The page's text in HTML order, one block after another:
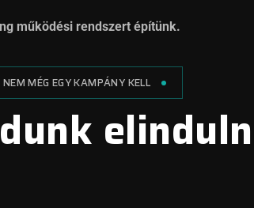
működési rendszert építünk.
NEM MÉG EGY KAMPÁNY KELL